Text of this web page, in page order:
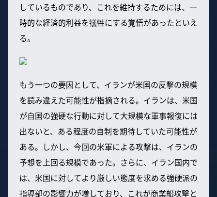
しているものであり、これを維持するためには、一
時的な経済的利益を犠牲にする覚悟があったといえ
る。
もう一つの要因として、イランが米国の反撃の規模
を読み違えた可能性が指摘される。イランは、米国
が自国の強硬な行動に対して大規模な軍事報復には
出ないと、ある程度の自制を期待していた可能性が
ある。しかし、今回の米軍による攻撃は、イランの
予想を上回る規模であった。さらに、イラン国内で
は、米国に対してより厳しい態度を求める強硬派の
指導部の影響力が増しており、これが商業船攻撃と